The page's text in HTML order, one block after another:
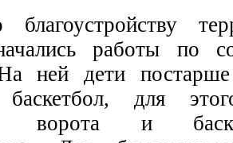
благоустройству
работы по
ней дети
для
ворота и